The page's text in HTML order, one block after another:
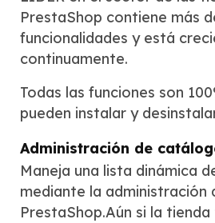
PrestaShop contiene más
funcionalidades y está
continuamente.
Todas las funciones son
pueden instalar y
Administración de
Maneja una lista dinámica
mediante la administración
PrestaShop.Aún si la